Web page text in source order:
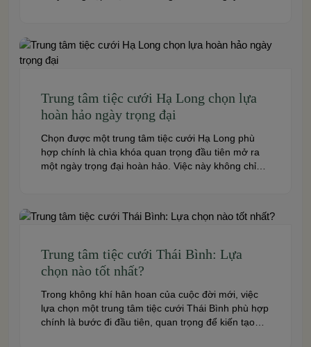
Trung tâm tiệc cưới Hạ Long chọn lựa
hoàn hảo ngày trọng đại
Chọn được một trung tâm tiệc cưới Hạ Long phù
hợp chính là chìa khóa quan trọng đầu tiên mở ra
một ngày trọng đại hoàn hảo. Việc này không chỉ
Trung tâm tiệc cưới Thái Bình: Lựa
chọn nào tốt nhất?
Trong không khí hân hoan của cuộc đời mới, việc
lựa chọn một trung tâm tiệc cưới Thái Bình phù hợp
chính là bước đi đầu tiên, quan trọng để kiến tạo